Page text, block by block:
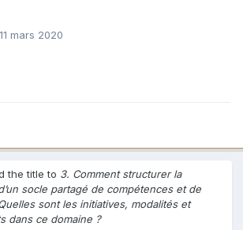
mars 2020
the title to 3. Comment structurer la
socle partagé de compétences et de
sont les initiatives, modalités et
dans ce domaine ?